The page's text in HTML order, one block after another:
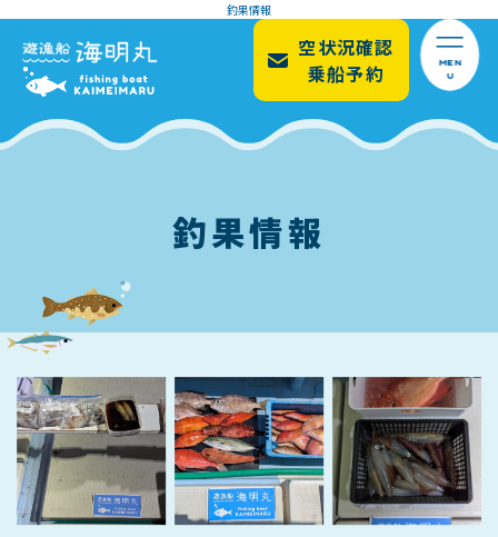
釣果情報
MEN
U
空状況確認
乗船予約
釣果情報